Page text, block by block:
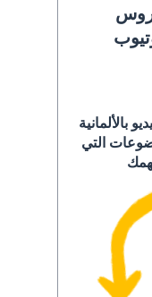
بالألمانية
التي